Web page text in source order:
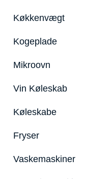
Køkkenvægt
Kogeplade
Mikroovn
Vin Køleskab
Køleskabe
Fryser
Vaskemaskiner